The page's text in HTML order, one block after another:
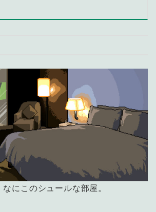
にこのシュールな部屋。